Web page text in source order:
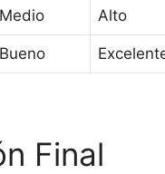
Medio Alto
Bueno
Final